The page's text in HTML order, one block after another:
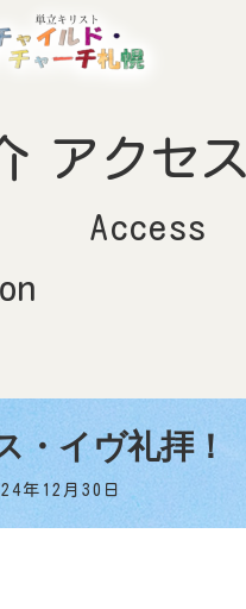
アクセス
Access
・イヴ礼拝！
年12月30日